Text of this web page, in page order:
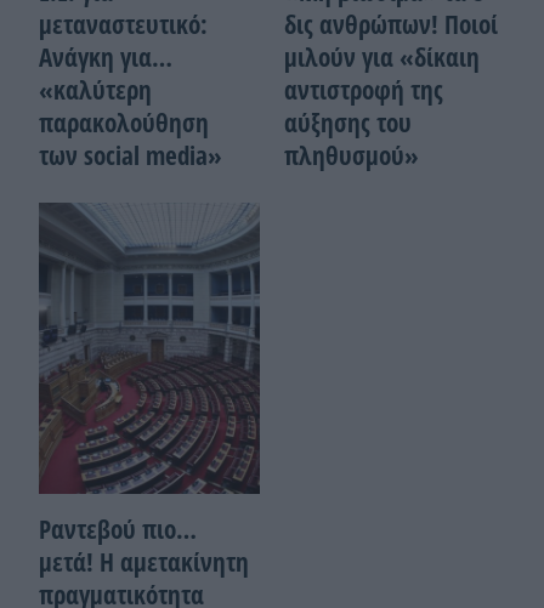
μεταναστευτικό:
Ανάγκη για…
«καλύτερη
παρακολούθηση
των social media»
δις ανθρώπων! Ποιοί
μιλούν για «δίκαιη
αντιστροφή της
αύξησης του
πληθυσμού»
Ραντεβού πιο…
μετά! Η αμετακίνητη
πραγματικότητα